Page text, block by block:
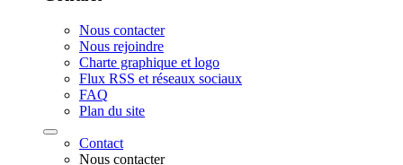
Nous contacter
Nous rejoindre
Charte graphique et logo
Flux RSS et réseaux sociaux
FAQ
Plan du site
Contact
Nous contacter